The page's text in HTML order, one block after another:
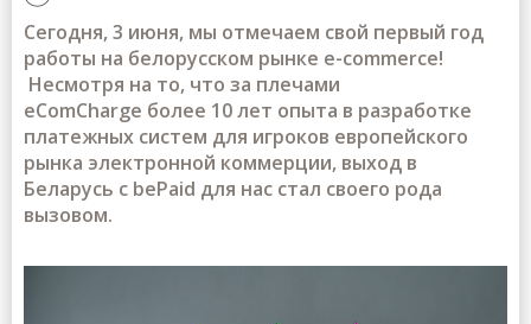
Сегодня, 3 июня, мы отмечаем свой первый год
работы на белорусском рынке e-commerce!
Несмотря на то, что за плечами
eComCharge болеe 10 лет опыта в разработке
платежных систем для игроков европейского
рынка электронной коммерции, выход в
Беларусь с bePaid для нас стал своего рода
вызовом.